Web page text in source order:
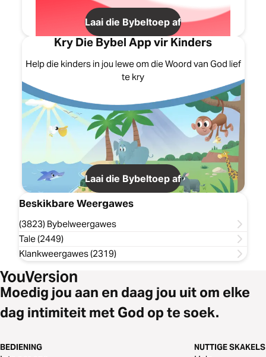
Laai die Bybeltoep af
Kry Die Bybel App vir Kinders
Help die kinders in jou lewe om die Woord van God lief
te kry
Laai die Bybeltoep af
Beskikbare Weergawes
(3823) Bybelweergawes
Tale (2449)
Klankweergawes (2319)
Moedig jou aan en daag jou uit om elke
dag intimiteit met God op te soek.
BEDIENING NUTTIGE SKAKELS